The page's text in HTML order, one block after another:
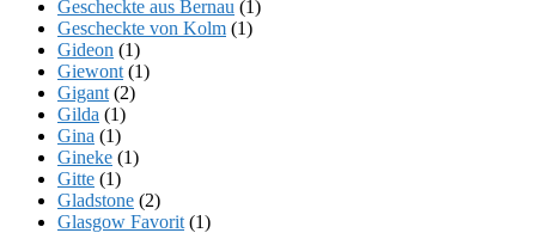
Gescheckte aus Bernau (1)
Gescheckte von Kolm (1)
Gideon (1)
Giewont (1)
Gigant (2)
Gilda (1)
Gina (1)
Gineke (1)
Gitte (1)
Gladstone (2)
Glasgow Favorit (1)